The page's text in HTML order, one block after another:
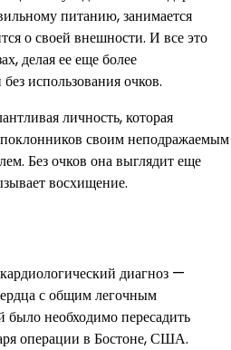
питанию, занимается
о своей внешности. И все это
делая ее еще более
использования очков.
личность, которая
своим неподражаемым
Без очков она выглядит еще
восхищение.
диагноз —
с общим легочным
было необходимо пересадить
операции в Бостоне, США.